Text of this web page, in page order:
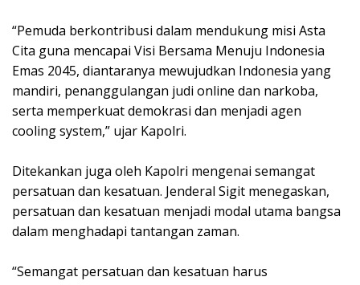
“Pemuda berkontribusi dalam mendukung misi Asta
Cita guna mencapai Visi Bersama Menuju Indonesia
Emas 2045, diantaranya mewujudkan Indonesia yang
mandiri, penanggulangan judi online dan narkoba,
serta memperkuat demokrasi dan menjadi agen
cooling system,” ujar Kapolri.
Ditekankan juga oleh Kapolri mengenai semangat
persatuan dan kesatuan. Jenderal Sigit menegaskan,
persatuan dan kesatuan menjadi modal utama bangsa
dalam menghadapi tantangan zaman.
“Semangat persatuan dan kesatuan harus